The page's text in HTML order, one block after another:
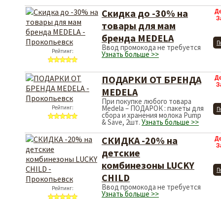
Рейтинг:
Скидка до -30% на
товары для мам
бренда MEDELA
Ввод промокода не требуется
Узнать больше >>
Рейтинг:
ПОДАРКИ ОТ БРЕНДА
MEDELA
При покупке любого товара
Medela – ПОДАРОК : пакеты для
сбора и хранения молока Pump
& Save, 2шт. Узнать больше >>
Рейтинг:
СКИДКА -20% на
детские
комбинезоны LUCKY
CHILD
Ввод промокода не требуется
Узнать больше >>